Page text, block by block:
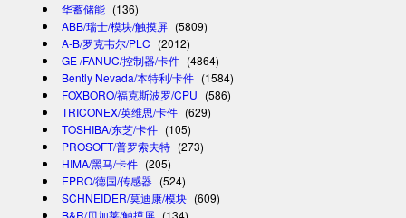
华蓄储能 (136)
ABB/瑞士/模块/触摸屏 (5809)
A-B/罗克韦尔/PLC (2012)
GE /FANUC/控制器/卡件 (4864)
Bently Nevada/本特利/卡件 (1584)
FOXBORO/福克斯波罗/CPU (586)
TRICONEX/英维思/卡件 (629)
TOSHIBA/东芝/卡件 (105)
PROSOFT/普罗索夫特 (273)
HIMA/黑马/卡件 (205)
EPRO/德国/传感器 (524)
SCHNEIDER/莫迪康/模块 (609)